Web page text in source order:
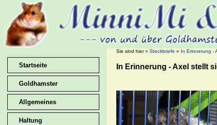
Startseite
Goldhamster
Allgemeines
Haltung
Sie sind hier » Steckbriefe » In Erinnerung -
In Erinnerung - Axel stellt